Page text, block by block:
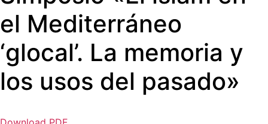
el Mediterráneo
‘glocal’. La memoria y
los usos del pasado»